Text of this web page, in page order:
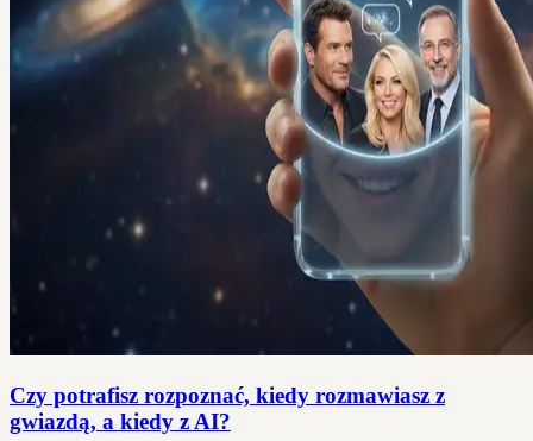
Czy potrafisz rozpoznać, kiedy rozmawiasz z
gwiazdą, a kiedy z AI?